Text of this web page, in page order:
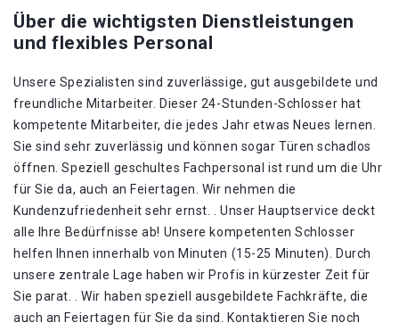
Über die wichtigsten Dienstleistungen
und flexibles Personal
Unsere Spezialisten sind zuverlässige, gut ausgebildete und
freundliche Mitarbeiter. Dieser 24-Stunden-Schlosser hat
kompetente Mitarbeiter, die jedes Jahr etwas Neues lernen.
Sie sind sehr zuverlässig und können sogar Türen schadlos
öffnen. Speziell geschultes Fachpersonal ist rund um die Uhr
für Sie da, auch an Feiertagen. Wir nehmen die
Kundenzufriedenheit sehr ernst. . Unser Hauptservice deckt
alle Ihre Bedürfnisse ab! Unsere kompetenten Schlosser
helfen Ihnen innerhalb von Minuten (15-25 Minuten). Durch
unsere zentrale Lage haben wir Profis in kürzester Zeit für
Sie parat. . Wir haben speziell ausgebildete Fachkräfte, die
auch an Feiertagen für Sie da sind. Kontaktieren Sie noch